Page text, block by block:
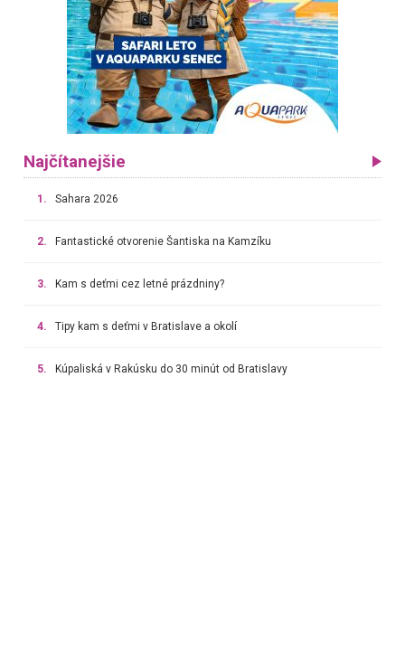
Najčítanejšie
1. Sahara 2026
2. Fantastické otvorenie Šantiska na Kamzíku
3. Kam s deťmi cez letné prázdniny?
4. Tipy kam s deťmi v Bratislave a okolí
5. Kúpaliská v Rakúsku do 30 minút od Bratislavy